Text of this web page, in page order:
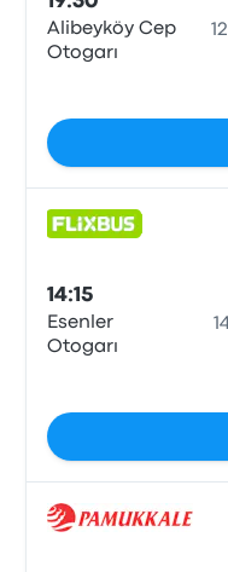
Alibeyköy Cep
Otogarı
14:15
Esenler
Otogarı